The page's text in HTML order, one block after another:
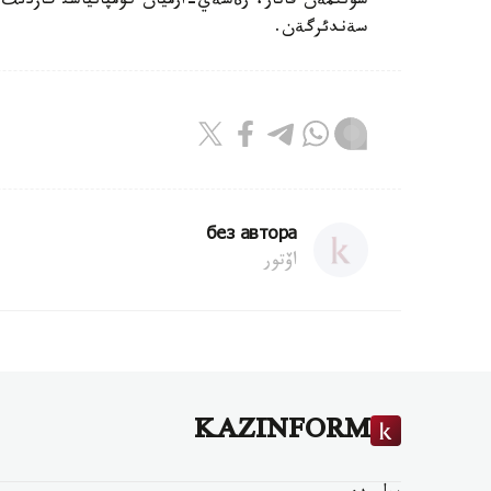
سةندئرگةن.
без автора
اۆتور
KAZINFORM